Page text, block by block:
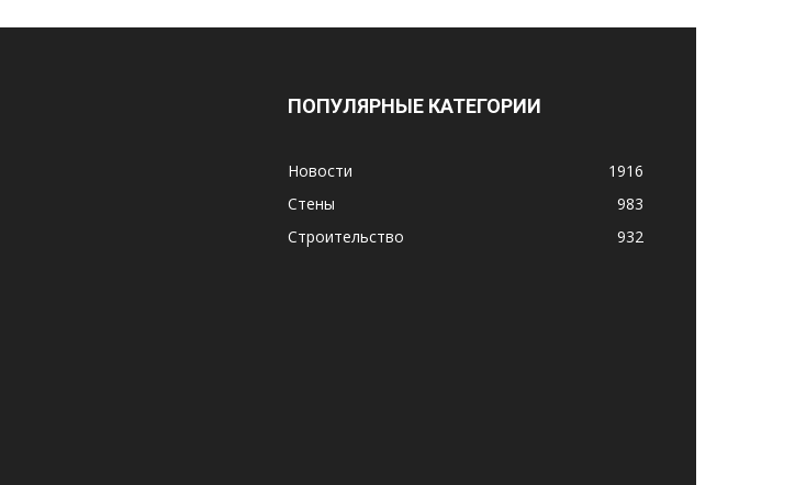
ПОПУЛЯРНЫЕ КАТЕГОРИИ
Новости
1916
Стены
983
Строительство
932